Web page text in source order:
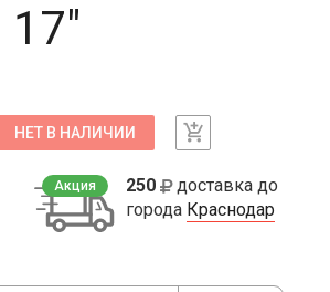
НЕТ В НАЛИЧИИ
Акция 250
доставка до
города Краснодар